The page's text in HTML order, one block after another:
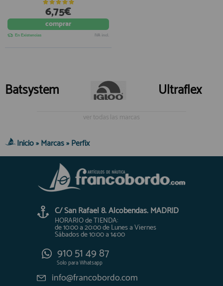
6,75€
comprar
En Existencias IVA incl.
Batsystem Ultraflex
ver todas las marcas
Inicio»Marcas»Perfix
C/ San Rafael 8. Alcobendas. MADRID
HORARIO de TIENDA:
de 10:00 a 20:00 de Lunes a Viernes
Sábados de 10:00 a 14:00
910 51 49 87
Solo paraWhatsapp
info@francobordo.com